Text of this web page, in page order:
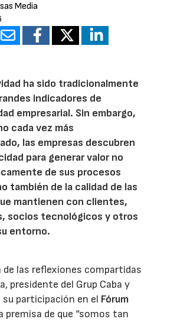
Media
ha sido tradicionalmente
indicadores de
empresarial. Sin embargo,
cada vez más
las empresas descubren
para generar valor no
de sus procesos
también de la calidad de las
mantienen con clientes,
socios tecnológicos y otros
entorno.
de las reflexiones compartidas
presidente del Grup Caba y
su participación en el Fórum
premisa de que “somos tan